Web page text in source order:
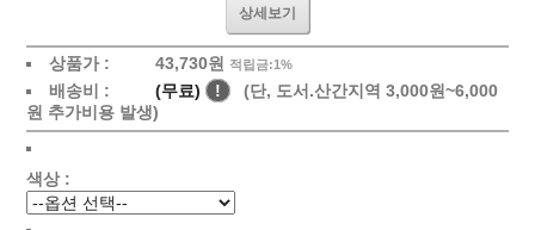
상세보기
상품가 : 43,730원 적립금:1%
배송비 : (무료) !
(단, 도서.산간지역 3,000원~6,000
원 추가비용 발생)
색상 :